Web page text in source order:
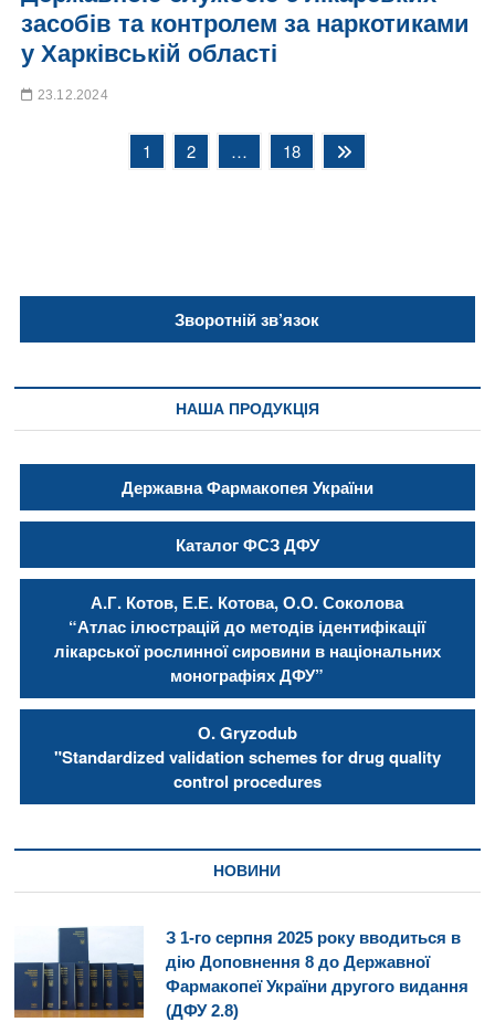
засобів та контролем за наркотиками
у Харківській області
23.12.2024
ПагінаціяPage
1 Page
2 … Page
18
Next
page
Зворотній зв’язок
НАША ПРОДУКЦІЯ
Державна Фармакопея України
Каталог ФСЗ ДФУ
А.Г. Котов, Е.Е. Котова, О.О. Соколова
“Атлас ілюстрацій до методів ідентифікації
лікарської рослинної сировини в національних
монографіях ДФУ”
О. Gryzodub
"Standardized validation schemes for drug quality
control procedures
НОВИНИ
З 1-го серпня 2025 року вводиться в
дію Доповнення 8 до Державної
Фармакопеї України другого видання
(ДФУ 2.8)